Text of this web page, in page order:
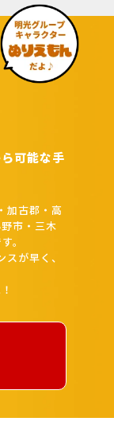
可能な手
加古郡・高
市・三木
。
が早く、